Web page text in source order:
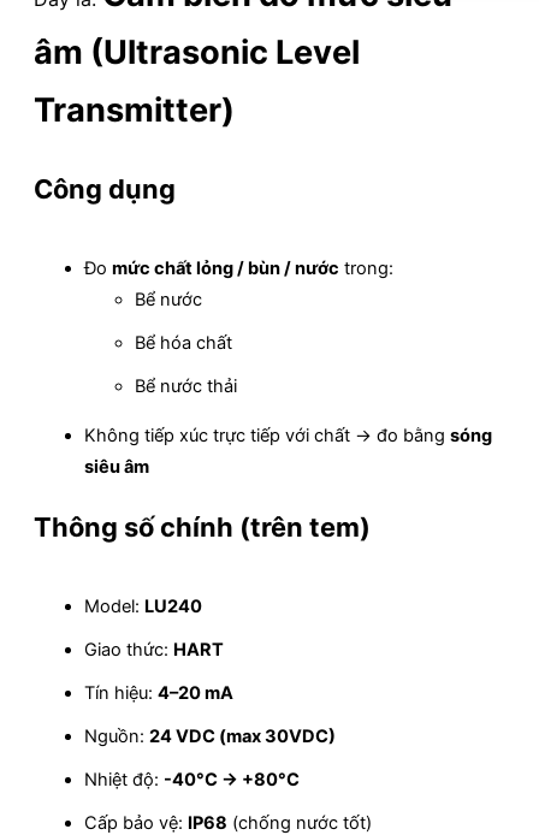
âm (Ultrasonic Level
Transmitter)
Công dụng
Đo mức chất lỏng / bùn / nước trong:
Bể nước
Bể hóa chất
Bể nước thải
Không tiếp xúc trực tiếp với chất → đo bằng sóng
siêu âm
Thông số chính (trên tem)
Model: LU240
Giao thức: HART
Tín hiệu: 4–20 mA
Nguồn: 24 VDC (max 30VDC)
Nhiệt độ: -40°C → +80°C
Cấp bảo vệ: IP68 (chống nước tốt)